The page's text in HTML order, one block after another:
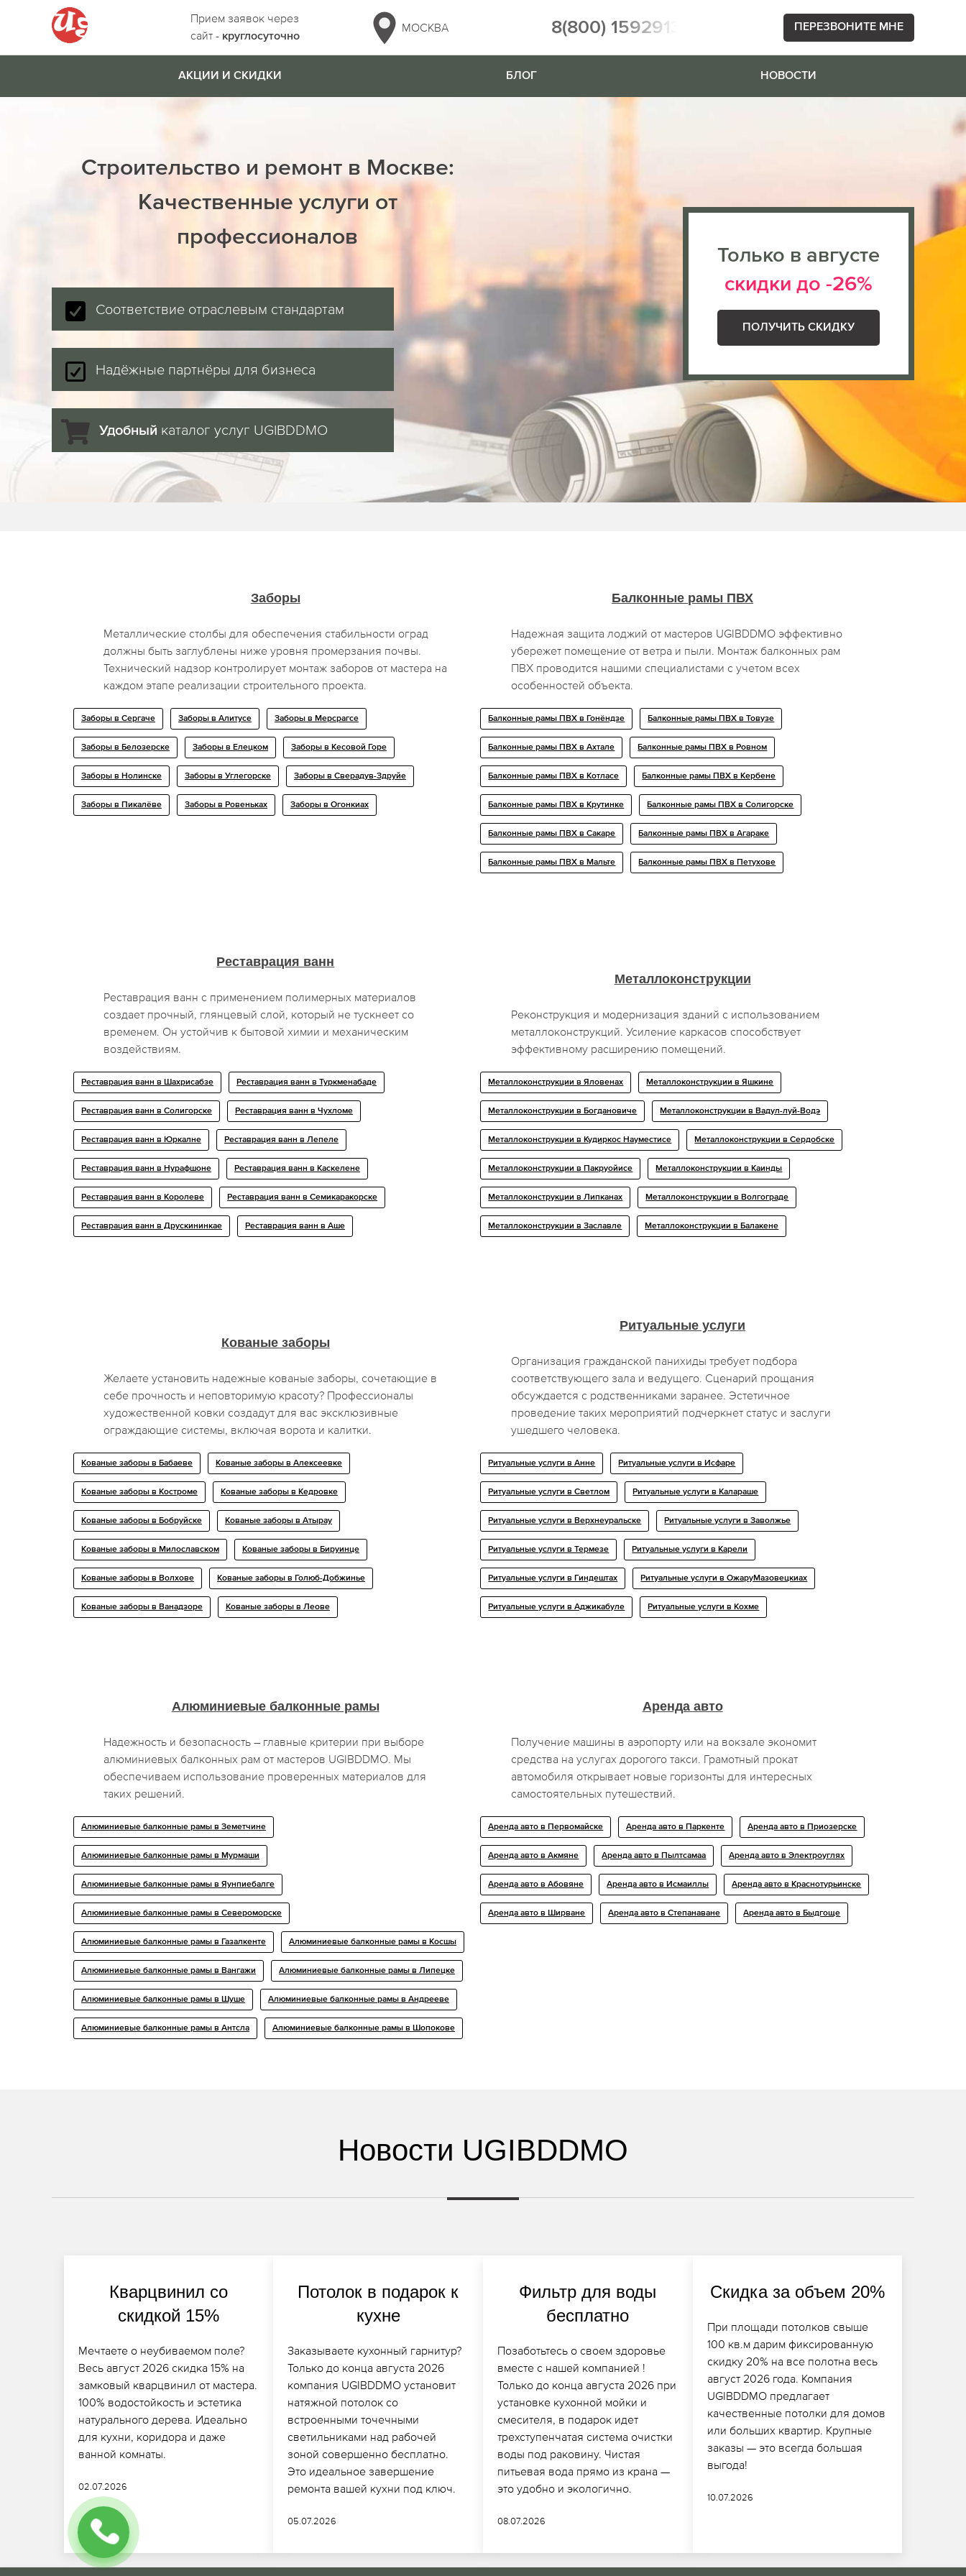
Прием заявок через
сайт - круглосуточно
МОСКВА 8(800) 1592913 ПЕРЕЗВОНИТЕ МНЕ
АКЦИИ И СКИДКИ БЛОГ НОВОСТИ
Строительство и ремонт в Москве:
Качественные услуги от
профессионалов
Соответствие отраслевым стандартам
Надёжные партнёры для бизнеса
Удобный каталог услуг UGIBDDMO
Только в августе
скидки до -26%
ПОЛУЧИТЬ СКИДКУ
Заборы
Металлические столбы для обеспечения стабильности оград
должны быть заглублены ниже уровня промерзания почвы.
Технический надзор контролирует монтаж заборов от мастера на
каждом этапе реализации строительного проекта.
Заборы в Сергаче Заборы в Алитусе Заборы в Мерсрагсе
Заборы в Белозерске Заборы в Елецком Заборы в Кесовой Горе
Заборы в Нолинске Заборы в Углегорске Заборы в Сверадув-Здруйе
Заборы в Пикалёве Заборы в Ровеньках Заборы в Огoнкиах
Балконные рамы ПВХ
Надежная защита лоджий от мастеров UGIBDDMO эффективно
убережет помещение от ветра и пыли. Монтаж балконных рам
ПВХ проводится нашими специалистами с учетом всех
особенностей объекта.
Балконные рамы ПВХ в Гонёндзе Балконные рамы ПВХ в Товузе
Балконные рамы ПВХ в Ахтале Балконные рамы ПВХ в Ровном
Балконные рамы ПВХ в Котласе Балконные рамы ПВХ в Кербене
Балконные рамы ПВХ в Крутинке Балконные рамы ПВХ в Солигорске
Балконные рамы ПВХ в Сакаре Балконные рамы ПВХ в Агараке
Балконные рамы ПВХ в Мальте Балконные рамы ПВХ в Петухове
Реставрация ванн
Реставрация ванн с применением полимерных материалов
создает прочный, глянцевый слой, который не тускнеет со
временем. Он устойчив к бытовой химии и механическим
воздействиям.
Реставрация ванн в Шахрисабзе Реставрация ванн в Туркменабаде
Реставрация ванн в Солигорске Реставрация ванн в Чухломе
Реставрация ванн в Юркалне Реставрация ванн в Лепеле
Реставрация ванн в Нурафшоне Реставрация ванн в Каскелене
Реставрация ванн в Королеве Реставрация ванн в Семикаракорске
Реставрация ванн в Друскининкае Реставрация ванн в Аше
Металлоконструкции
Реконструкция и модернизация зданий с использованием
металлоконструкций. Усиление каркасов способствует
эффективному расширению помещений.
Металлоконструкции в Яловенах Металлоконструкции в Яшкине
Металлоконструкции в Богдановиче Металлоконструкции в Вадул-луй-Водэ
Металлоконструкции в Кудиркос Науместисе Металлоконструкции в Сердобске
Металлоконструкции в Пакруойисе Металлоконструкции в Каинды
Металлоконструкции в Липканах Металлоконструкции в Волгограде
Металлоконструкции в Заславле Металлоконструкции в Балакене
Кованые заборы
Желаете установить надежные кованые заборы, сочетающие в
себе прочность и неповторимую красоту? Профессионалы
художественной ковки создадут для вас эксклюзивные
ограждающие системы, включая ворота и калитки.
Кованые заборы в Бабаеве Кованые заборы в Алексеевке
Кованые заборы в Костроме Кованые заборы в Кедровке
Кованые заборы в Бобруйске Кованые заборы в Атырау
Кованые заборы в Милославском Кованые заборы в Бируинце
Кованые заборы в Волхове Кованые заборы в Голюб-Добжинье
Кованые заборы в Ванадзоре Кованые заборы в Леове
Ритуальные услуги
Организация гражданской панихиды требует подбора
соответствующего зала и ведущего. Сценарий прощания
обсуждается с родственниками заранее. Эстетичное
проведение таких мероприятий подчеркнет статус и заслуги
ушедшего человека.
Ритуальные услуги в Анне Ритуальные услуги в Исфаре
Ритуальные услуги в Светлом Ритуальные услуги в Калараше
Ритуальные услуги в Верхнеуральске Ритуальные услуги в Заволжье
Ритуальные услуги в Термезе Ритуальные услуги в Карели
Ритуальные услуги в Гиндештах Ритуальные услуги в ОжаруМазовецкиах
Ритуальные услуги в Аджикабуле Ритуальные услуги в Кохме
Алюминиевые балконные рамы
Надежность и безопасность – главные критерии при выборе
алюминиевых балконных рам от мастеров UGIBDDMO. Мы
обеспечиваем использование проверенных материалов для
таких решений.
Алюминиевые балконные рамы в Земетчине
Алюминиевые балконные рамы в Мурмаши
Алюминиевые балконные рамы в Яунпиебалге
Алюминиевые балконные рамы в Североморске
Алюминиевые балконные рамы в Газалкенте Алюминиевые балконные рамы в Косшы
Алюминиевые балконные рамы в Вангажи Алюминиевые балконные рамы в Липецке
Алюминиевые балконные рамы в Шуше Алюминиевые балконные рамы в Андрееве
Алюминиевые балконные рамы в Антсла Алюминиевые балконные рамы в Шопокове
Аренда авто
Получение машины в аэропорту или на вокзале экономит
средства на услугах дорогого такси. Грамотный прокат
автомобиля открывает новые горизонты для интересных
самостоятельных путешествий.
Аренда авто в Первомайске Аренда авто в Паркенте Аренда авто в Приозерске
Аренда авто в Акмяне Аренда авто в Пылтсамаа Аренда авто в Электроуглях
Аренда авто в Абовяне Аренда авто в Исмаиллы Аренда авто в Краснотурьинске
Аренда авто в Ширване Аренда авто в Степанаване Аренда авто в Быдгоще
Новости UGIBDDMO
Кварцвинил со
скидкой 15%
Мечтаете о неубиваемом поле?
Весь август 2026 скидка 15% на
замковый кварцвинил от мастера.
100% водостойкость и эстетика
натурального дерева. Идеально
для кухни, коридора и даже
ванной комнаты.
02.07.2026
Потолок в подарок к
кухне
Заказываете кухонный гарнитур?
Только до конца августа 2026
компания UGIBDDMO установит
натяжной потолок со
встроенными точечными
светильниками над рабочей
зоной совершенно бесплатно.
Это идеальное завершение
ремонта вашей кухни под ключ.
05.07.2026
Фильтр для воды
бесплатно
Позаботьтесь о своем здоровье
вместе с нашей компанией !
Только до конца августа 2026 при
установке кухонной мойки и
смесителя, в подарок идет
трехступенчатая система очистки
воды под раковину. Чистая
питьевая вода прямо из крана —
это удобно и экологично.
08.07.2026
Скидка за объем 20%
При площади потолков свыше
100 кв.м дарим фиксированную
скидку 20% на все полотна весь
август 2026 года. Компания
UGIBDDMO предлагает
качественные потолки для домов
или больших квартир. Крупные
заказы — это всегда большая
выгода!
10.07.2026